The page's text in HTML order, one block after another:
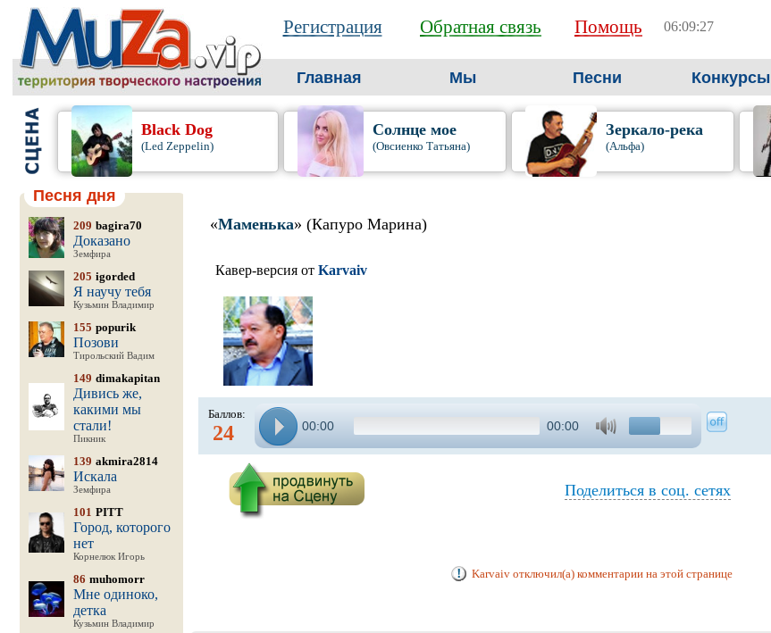
Регистрация Обратная связь Помощь 06:09:28
Главная Мы Песни Конкурсы
Black Dog
(Led Zeppelin)
Солнце мое
(Овсиенко Татьяна)
Зеркало-река
(Альфа)
Песня дня
209 bagira70
Доказано
Земфира
205 igorded
Я научу тебя
Кузьмин Владимир
155 popurik
Позови
Тирольский Вадим
149 dimakapitan
Дивись же,
какими мы
стали!
Пикник
139 akmira2814
Искала
Земфира
101 PITT
Город, которого
нет
Корнелюк Игорь
86 muhomorr
Мне одиноко,
детка
Кузьмин Владимир
«Маменька» (Капуро Марина)
Кавер-версия от Karvaiv
Баллов:
24 00:00 00:00
Поделиться в соц. сетях
Karvaiv отключил(а) комментарии на этой странице